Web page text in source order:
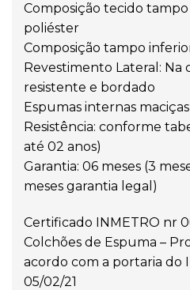
Composição tecido tampo
poliéster
Composição tampo
Revestimento Lateral:
resistente e bordado
Espumas internas
Resistência: conforme
até 02 anos)
Garantia: 06 meses (3
meses garantia legal)
Certificado INMETRO nr
Colchões de Espuma –
acordo com a portaria do
05/02/21